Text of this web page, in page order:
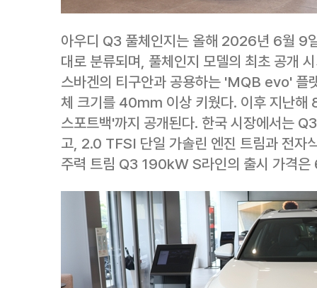
아우디 Q3 풀체인지는 올해 2026년 6월 9
대로 분류되며, 풀체인지 모델의 최초 공개
스바겐의 티구안과 공용하는 'MQB evo' 플
체 크기를 40mm 이상 키웠다. 이후 지난해
스포트백'까지 공개된다. 한국 시장에서는
고, 2.0 TFSI 단일 가솔린 엔진 트림과 전자
주력 트림 Q3 190kW S라인의 출시 가격